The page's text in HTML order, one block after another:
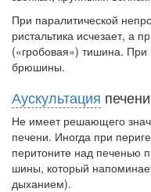
Местная анестезия
При паралитической
ристальтика исчезает, а
(«гробовая») тишина.
брюшины.
Аускультация печени
Не имеет решающего
печени. Иногда при
перитоните над печенью
шины, который
дыханием).